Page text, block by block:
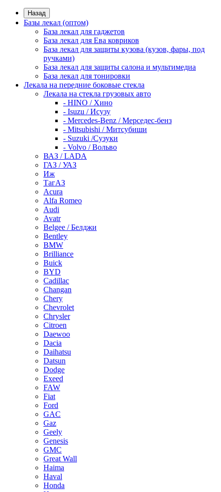
Назад
Базы лекал (оптом)
База лекал для гаджетов
База лекал для Ева ковриков
База лекал для защиты кузова (кузов, фары, под
ручками)
База лекал для защиты салона и мультимедиа
База лекал для тонировки
Лекала на передние боковые стекла
Лекала на стекла грузовых авто
- HINO / Хино
- Isuzu / Исузу
- Mercedes-Benz / Мерседес-бенз
- Mitsubishi / Митсубиши
- Suzuki /Сузуки
- Volvo / Вольво
ВАЗ / LADA
ГАЗ / УАЗ
Иж
ТагАЗ
Acura
Alfa Romeo
Audi
Avatr
Belgee / Белджи
Bentley
BMW
Brilliance
Buick
BYD
Cadillac
Changan
Chery
Chevrolet
Chrysler
Citroen
Daewoo
Dacia
Daihatsu
Datsun
Dodge
Exeed
FAW
Fiat
Ford
GAC
Gaz
Geely
Genesis
GMC
Great Wall
Haima
Haval
Honda